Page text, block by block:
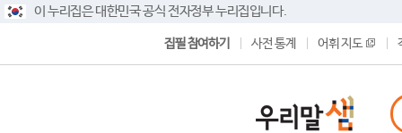
이 누리집은 대한민국 공식 전자정부 누리집입니다.
집필 참여하기 사전 통계 어휘 지도